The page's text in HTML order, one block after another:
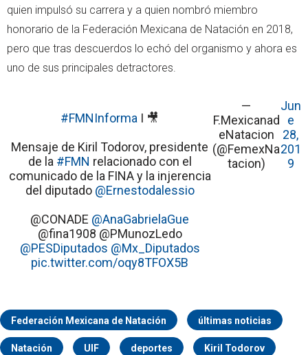
quien impulsó su carrera y a quien nombró miembro
honorario de la Federación Mexicana de Natación en 2018,
pero que tras descuerdos lo echó del organismo y ahora es
uno de sus principales detractores.
#FMNInforma I 🎥
Mensaje de Kiril Todorov, presidente
de la #FMN relacionado con el
comunicado de la FINA y la injerencia
del diputado @Ernestodalessio
@CONADE @AnaGabrielaGue
@fina1908 @PMunozLedo
@PESDiputados @Mx_Diputados
pic.twitter.com/oqy8TFOX5B
—
F.Mexicanad
eNatacion
(@FemexNa
tacion)
Jun
e
28,
201
9
Federación Mexicana de Natación últimas noticias
Natación UIF deportes Kiril Todorov